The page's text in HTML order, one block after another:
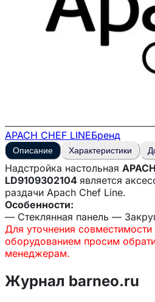
APACH CHEF LINEБренд
Описание Характеристики
Надстройка настольная
LD9109302104 является
раздачи Apach Chef Line.
Особенности:
— Стеклянная панель —
Для уточнения
оборудованием просим
менеджерам.
Журнал barneo.ru